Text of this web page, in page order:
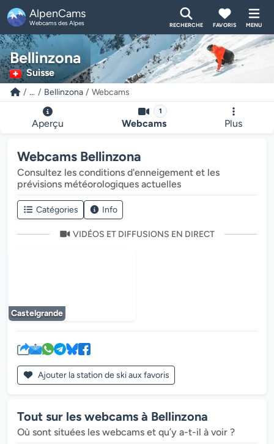
AlpenCams
Webcams des Alpes RECHERCHE FAVORIS MENU
Bellinzona
Suisse
... Bellinzona Webcams
Aperçu
1
Webcams Plus
Webcams Bellinzona
Consultez les conditions d'enneigement et les
prévisions météorologiques actuelles
Catégories Info
VIDÉOS ET DIFFUSIONS EN DIRECT
Castelgrande
Ajouter la station de ski aux favoris
Tout sur les webcams à Bellinzona
Où sont situées les webcams et qu’y a-t-il à voir ?